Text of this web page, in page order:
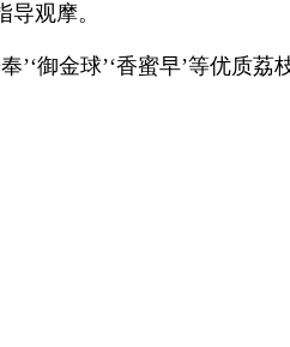
观摩。
御金球’‘香蜜早’等优质荔